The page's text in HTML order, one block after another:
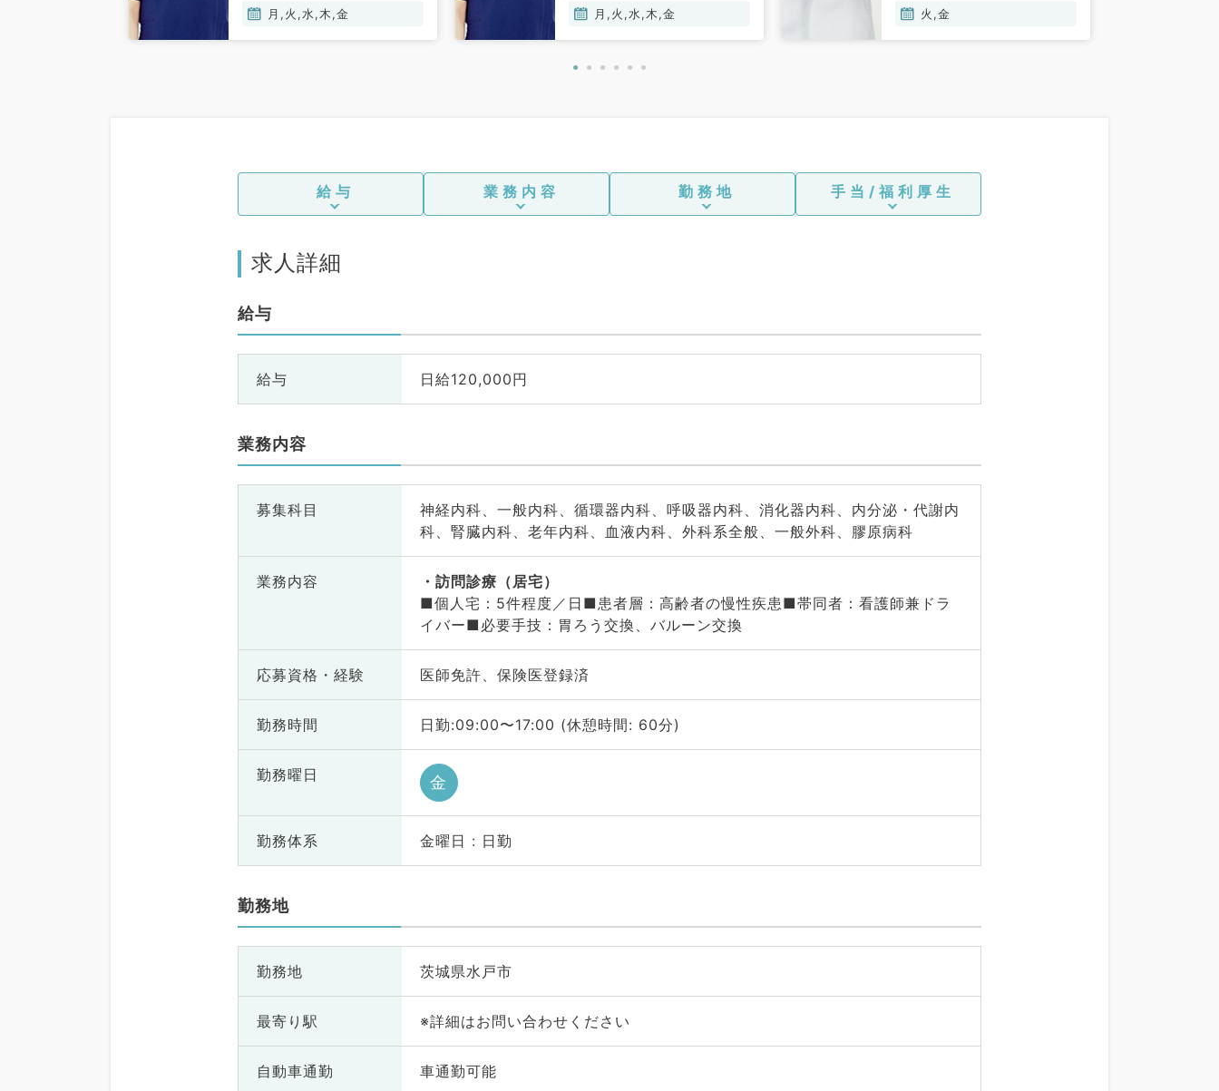
科、呼吸器内科、消化器内
月,火,水,木,金
血液内科
月,火,水,木,金
血液内科
火,金
給与 業務内容 勤務地 手当/福利厚生
求人詳細
給与
給与 日給120,000円
業務内容
募集科目
神経内科、一般内科、循環器内科、呼吸器内科、消化器内科、内分泌・代謝内
科、腎臓内科、老年内科、血液内科、外科系全般、一般外科、膠原病科
業務内容
訪問診療（居宅）
■個人宅：5件程度／日■患者層：高齢者の慢性疾患■帯同者：看護師兼ドラ
イバー■必要手技：胃ろう交換、バルーン交換
応募資格・ 経験 医師免許、保険医登録済
勤務時間 日勤:09:00〜17:00 (休憩時間: 60分)
勤務曜日 金
勤務体系 金曜日 : 日勤
勤務地
勤務地 茨城県水戸市
最寄り駅 ※詳細はお問い合わせください
自動車通勤 車通勤可能